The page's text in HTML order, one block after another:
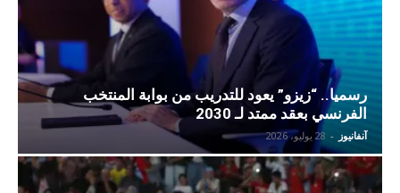
رسميا.. “زيزو” يعود للتدريب من بوابة المنتخب
الفرنسي بعقد ممتد لـ 2030
آنفانيوز - 28 يوليو، 2026